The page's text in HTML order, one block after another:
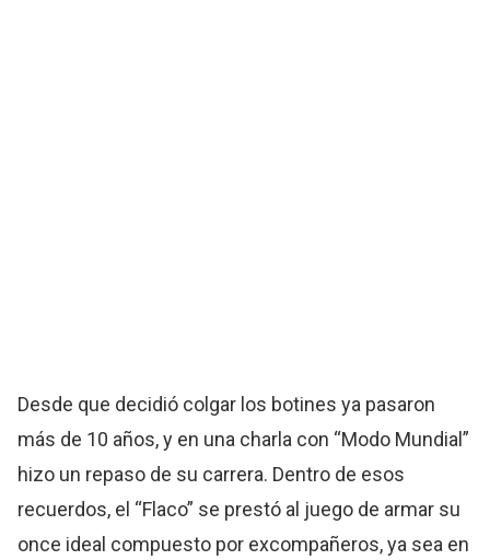
Desde que decidió colgar los botines ya pasaron
más de 10 años, y en una charla con “Modo Mundial”
hizo un repaso de su carrera. Dentro de esos
recuerdos, el “Flaco” se prestó al juego de armar su
once ideal compuesto por excompañeros, ya sea en